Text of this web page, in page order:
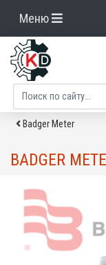
Меню
Badger Meter
BADGER